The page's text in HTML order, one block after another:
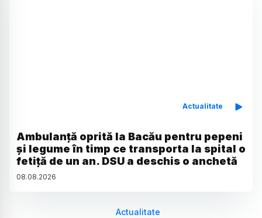
Actualitate
Ambulanță oprită la Bacău pentru pepeni
și legume în timp ce transporta la spital o
fetiță de un an. DSU a deschis o anchetă
08.08.2026
Actualitate